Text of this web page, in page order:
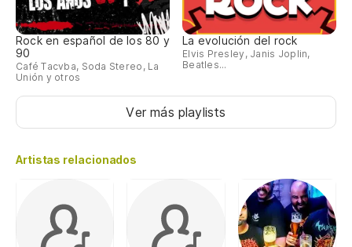
Rock en español de los 80 y
90
Café Tacvba, Soda Stereo, La
Unión y otros
La evolución del rock
Elvis Presley, Janis Joplin,
Beatles...
Ver más playlists
Artistas relacionados